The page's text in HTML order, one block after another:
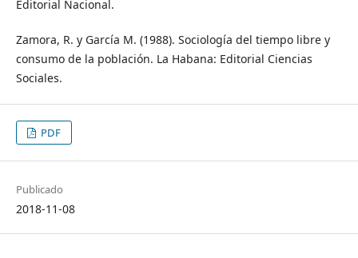
Editorial Nacional.
Zamora, R. y García M. (1988). Sociología del tiempo libre y
consumo de la población. La Habana: Editorial Ciencias
Sociales.
PDF
Publicado
2018-11-08